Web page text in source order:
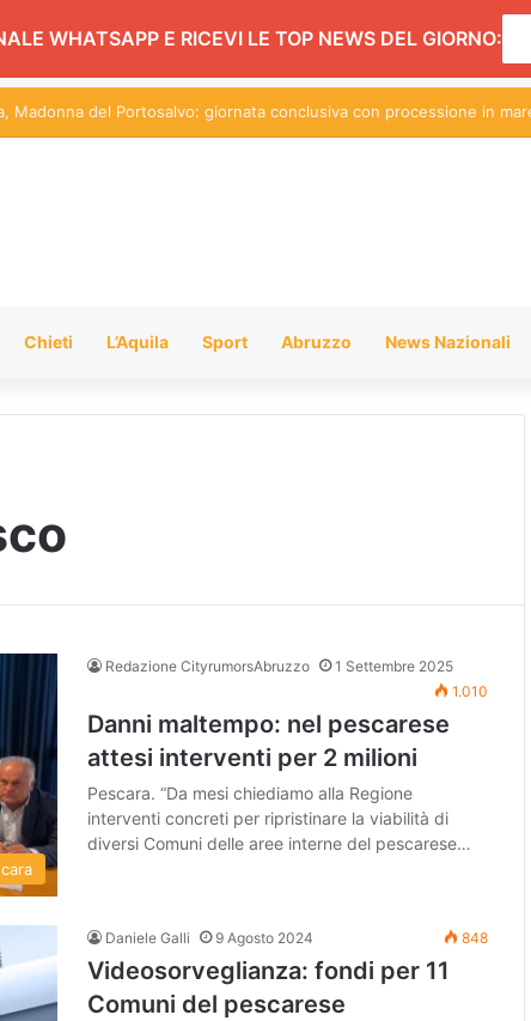
WHATSAPP E RICEVI LE TOP NEWS DEL GIORNO:
auto in esposizione per “Sulle strade di Rosburgo”
Chieti L’Aquila Sport Abruzzo News Nazionali
Redazione CityrumorsAbruzzo
1 Settembre 2025
1.010
Danni maltempo: nel pescarese
attesi interventi per 2 milioni
Pescara. “Da mesi chiediamo alla Regione
interventi concreti per ripristinare la viabilità di
diversi Comuni delle aree interne del pescarese…
Daniele Galli 9 Agosto 2024 848
Videosorveglianza: fondi per 11
Comuni del pescarese